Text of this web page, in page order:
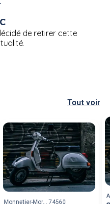
de retirer cette
Tout voir
Monnetier-Mor... 74560